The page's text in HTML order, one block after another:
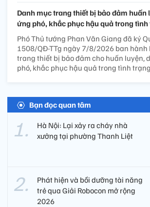
Danh mục trang thiết bị bảo đảm huấn
ứng phó, khắc phục hậu quả trong
Phó Thủ tướng Phan Văn Giang đã ký
1508/QĐ-TTg ngày 7/8/2026 ban hành
trang thiết bị bảo đảm cho huấn luyện,
phó, khắc phục hậu quả trong tình
Bạn đọc quan tâm
Hà Nội: Lại xảy ra cháy nhà
xưởng tại phường Thanh Liệt
Phát hiện và bồi dưỡng tài năng
trẻ qua Giải Robocon mở rộng
2026